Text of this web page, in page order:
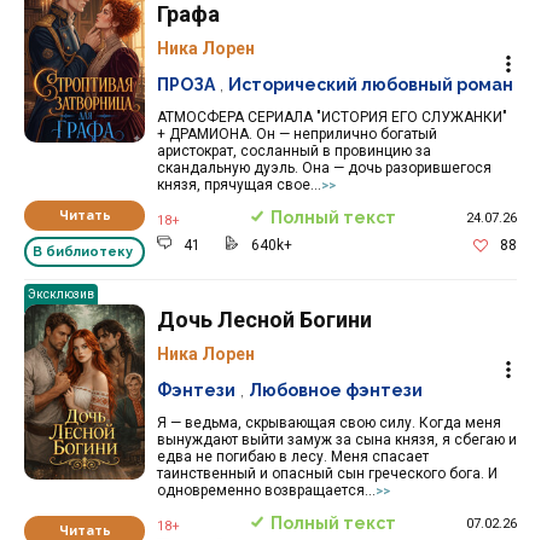
Читать
В библиотеку
Графа
Ника Лорен
АТМОСФЕРА СЕРИАЛА "ИСТОРИЯ ЕГО СЛУЖАНКИ"
+ ДРАМИОНА. Он — неприлично богатый
аристократ, сосланный в провинцию за
скандальную дуэль. Она — дочь разорившегося
князя, прячущая свое...>>
ПРОЗА Исторический любовный роман
18+ Полный текст 24.07.26
41 640k+ 88
Эксклюзив
Читать
Дочь Лесной Богини
Ника Лорен
Я — ведьма, скрывающая свою силу. Когда меня
вынуждают выйти замуж за сына князя, я сбегаю и
едва не погибаю в лесу. Меня спасает
таинственный и опасный сын греческого бога. И
одновременно возвращается...>>
Фэнтези Любовное фэнтези
18+ Полный текст 07.02.26